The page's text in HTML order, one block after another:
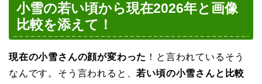
小雪の若い頃から現在2026年と画像
比較を添えて！
現在の小雪さんの顔が変わった ！と言われているそう
なんです。そう言われると、若い頃の小雪さんと比較